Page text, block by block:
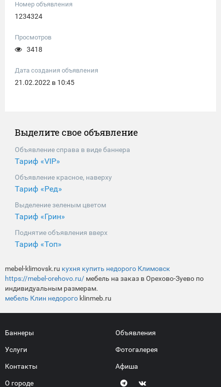
Номер объявления
1234324
Просмотров
3418
Дата создания объявления
21.02.2022 в 10:45
Выделите свое объявление
Объявление справа в виде баннера
Тариф «VIP»
Объявление красное, наверху
Тариф «Ред»
Выделение зеленым цветом
Тариф «Грин»
Поднятие объявления вверх
Тариф «Топ»
mebel-klimovsk.ru кухня купить недорого Климовск
https://mebel-orehovo.ru/ мебель на заказ в Орехово-Зуево по
индивидуальным размерам.
мебель Клин недорого klinmeb.ru
Баннеры
Услуги
Контакты
О городе
Объявления
Фотогалерея
Афиша